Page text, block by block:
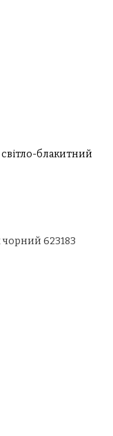
блакитний